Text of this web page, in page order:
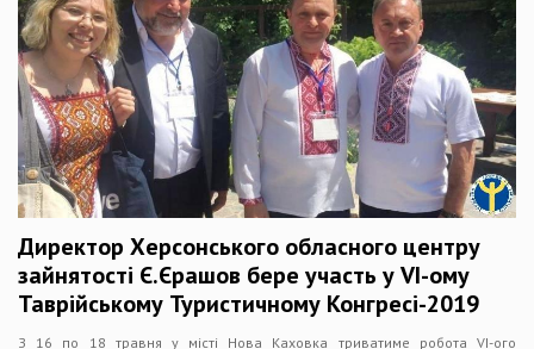
Директор Херсонського обласного центру
зайнятості Є.Єрашов бере участь у VI-ому
Таврійському Туристичному Конгресі-2019
З 16 по 18 травня у місті Нова Каховка триватиме робота VI-ого